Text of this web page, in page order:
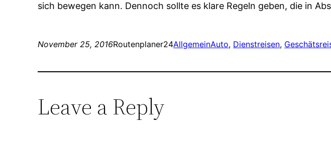
sich bewegen kann. Dennoch sollte es klare Regeln geben, die in
November 25, 2016Routenplaner24AllgemeinAuto, Dienstreisen,
Leave a Reply